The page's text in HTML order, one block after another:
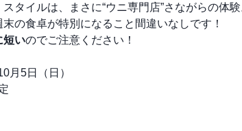
タイルは、まさに“ウニ専門店”さながらの体
の食卓が特別になること間違いなしです！
短いのでご注意ください！
月5日（日）